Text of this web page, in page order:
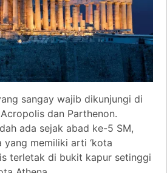
sangay wajib dikunjungi di
dan Parthenon.
ada sejak abad ke-5 SM,
yang memiliki arti ‘kota
terletak di bukit kapur setinggi